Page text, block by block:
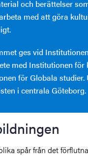
och berättelser
med att göra
ges vid
med Institutionen för
för Globala studier.
i centrala Göteborg.
spår från det